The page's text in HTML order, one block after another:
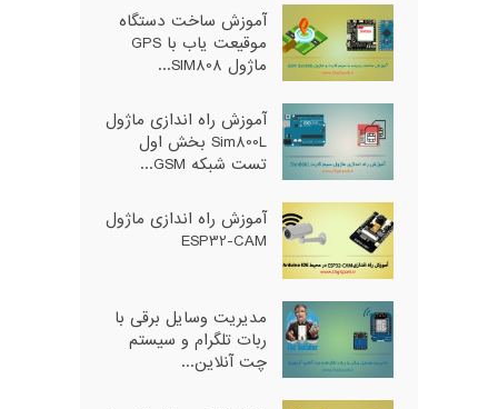
آموزش ساخت دستگاه
موقیعت یاب با GPS
ماژول SIM808...
آموزش راه اندازی ماژول
Sim800L بخش اول
تست شبکه GSM...
آموزش راه اندازی ماژول
ESP32-CAM
مدیریت وسایل برقی با
ربات تلگرام و سیستم
چت آنلاین...